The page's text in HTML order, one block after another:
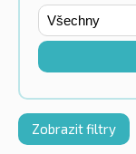
Zobrazit filtry